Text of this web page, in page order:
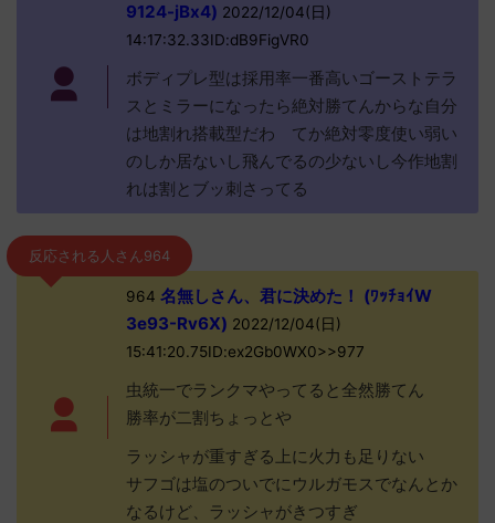
9124-jBx4) 2022/12/04(日)
14:17:32.33ID:dB9FigVR0
ボディプレ型は採用率一番高いゴーストテラ
スとミラーになったら絶対勝てんからな自分
は地割れ搭載型だわ てか絶対零度使い弱い
のしか居ないし飛んでるの少ないし今作地割
れは割とブッ刺さってる
反応される人さん964
964 名無しさん、君に決めた！ (ﾜｯﾁｮｲW
3e93-Rv6X) 2022/12/04(日)
15:41:20.75ID:ex2Gb0WX0>>977
虫統一でランクマやってると全然勝てん
勝率が二割ちょっとや
ラッシャが重すぎる上に火力も足りない
サフゴは塩のついでにウルガモスでなんとか
なるけど、ラッシャがきつすぎ